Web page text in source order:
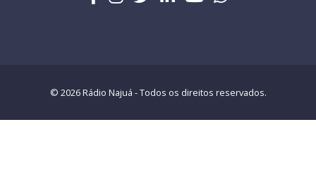
© 2026 Rádio Najuá - Todos os direitos reservados.